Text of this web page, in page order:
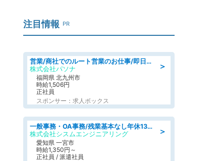
注目情報 PR
＞
営業/商社でのルート営業のお仕事/即日勤務可/車通勤可/営業
株式会社パソナ
福岡県 北九州市
時給1,506円
正社員
スポンサー：求人ボックス
＞
一般事務・OA事務/残業基本なし年休130日社保完備の一般・調達事務
株式会社シスムエンジニアリング
愛知県 一宮市
時給1,350円～
正社員 / 派遣社員